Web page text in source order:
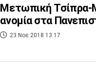
Μετωπική Τσίπρα-
ανομία στα
23 Νοε 2018 13:17